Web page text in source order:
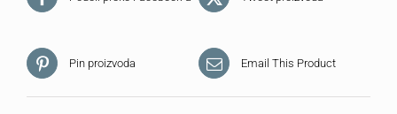
Pin proizvoda Email This Product